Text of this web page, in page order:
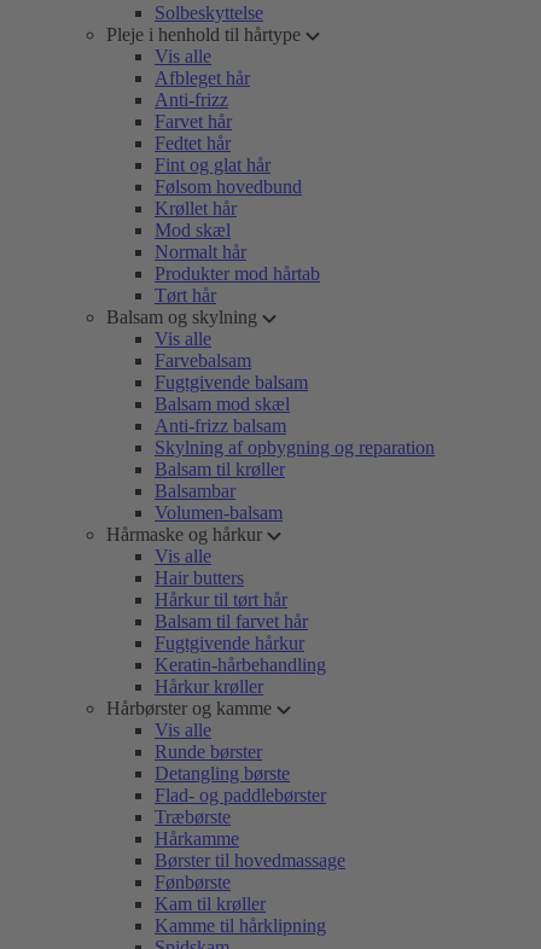
Solbeskyttelse
Pleje i henhold til hårtype
Vis alle
Afbleget hår
Anti-frizz
Farvet hår
Fedtet hår
Fint og glat hår
Følsom hovedbund
Krøllet hår
Mod skæl
Normalt hår
Produkter mod hårtab
Tørt hår
Balsam og skylning
Vis alle
Farvebalsam
Fugtgivende balsam
Balsam mod skæl
Anti-frizz balsam
Skylning af opbygning og reparation
Balsam til krøller
Balsambar
Volumen-balsam
Hårmaske og hårkur
Vis alle
Hair butters
Hårkur til tørt hår
Balsam til farvet hår
Fugtgivende hårkur
Keratin-hårbehandling
Hårkur krøller
Hårbørster og kamme
Vis alle
Runde børster
Detangling børste
Flad- og paddlebørster
Træbørste
Hårkamme
Børster til hovedmassage
Fønbørste
Kam til krøller
Kamme til hårklipning